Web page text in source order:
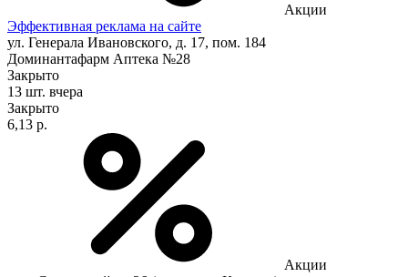
Акции
Эффективная реклама на сайте
ул. Генерала Ивановского, д. 17, пом. 184
Доминантафарм Аптека №28
Закрыто
13 шт. вчера
Закрыто
6,13 р.
Акции